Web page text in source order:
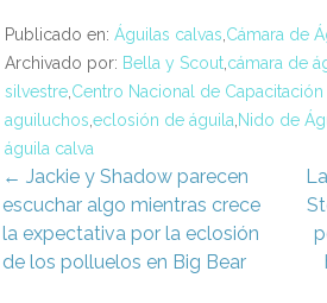
Publicado en: Águilas calvas Cámara de
Archivado por: Bella y Scout cámara de
silvestre Centro Nacional de
aguiluchos eclosión de águila Nido de
águila calva
← Jackie y Shadow parecen
escuchar algo mientras crece
la expectativa por la eclosión
de los polluelos en Big Bear